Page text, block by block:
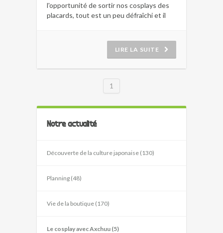
l'opportunité de sortir nos cosplays des
placards, tout est un peu défraîchi et il
LIRE LA SUITE
1
Notre actualité
Découverte de la culture japonaise (130)
Planning (48)
Vie de la boutique (170)
Le cosplay avec Axchuu (5)